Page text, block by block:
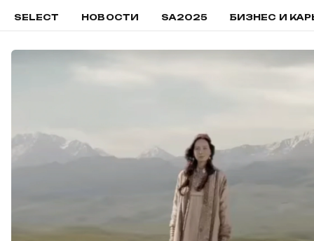
SELECT НОВОСТИ SA2025 БИЗНЕС И